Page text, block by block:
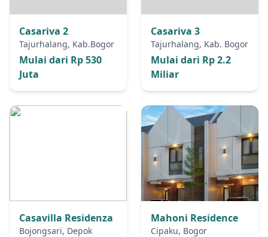
Casariva 2
Tajurhalang, Kab.Bogor
Mulai dari Rp 530
Juta
Casariva 3
Tajurhalang, Kab. Bogor
Mulai dari Rp 2.2
Miliar
Casavilla Residenza
Bojongsari, Depok
Mahoni Residence
Cipaku, Bogor